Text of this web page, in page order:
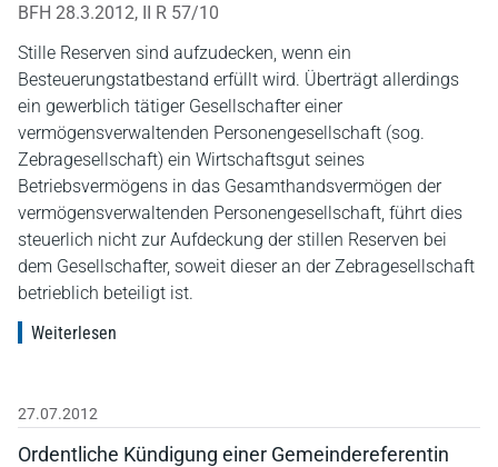
BFH 28.3.2012, II R 57/10
Stille Reserven sind aufzudecken, wenn ein
Besteuerungstatbestand erfüllt wird. Überträgt allerdings
ein gewerblich tätiger Gesellschafter einer
vermögensverwaltenden Personengesellschaft (sog.
Zebragesellschaft) ein Wirtschaftsgut seines
Betriebsvermögens in das Gesamthandsvermögen der
vermögensverwaltenden Personengesellschaft, führt dies
steuerlich nicht zur Aufdeckung der stillen Reserven bei
dem Gesellschafter, soweit dieser an der Zebragesellschaft
betrieblich beteiligt ist.
Weiterlesen
27.07.2012
Ordentliche Kündigung einer Gemeindereferentin